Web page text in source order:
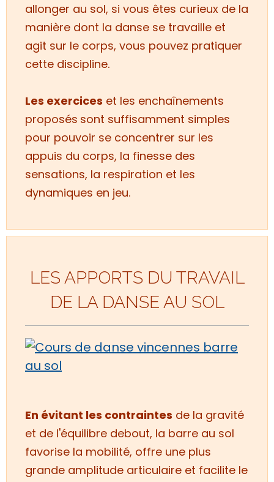
allonger au sol, si vous êtes curieux de la
manière dont la danse se travaille et
agit sur le corps, vous pouvez pratiquer
cette discipline.
Les exercices et les enchaînements
proposés sont suffisamment simples
pour pouvoir se concentrer sur les
appuis du corps, la finesse des
sensations, la respiration et les
dynamiques en jeu.
LES APPORTS DU TRAVAIL
DE LA DANSE AU SOL
En évitant les contraintes de la gravité
et de l'équilibre debout, la barre au sol
favorise la mobilité, offre une plus
grande amplitude articulaire et facilite le